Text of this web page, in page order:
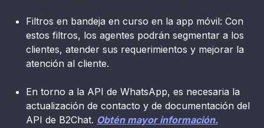
Filtros en bandeja en curso en la app móvil: Con
estos filtros, los agentes podrán segmentar a los
clientes, atender sus requerimientos y mejorar la
atención al cliente.
En torno a la API de WhatsApp, es necesaria la
actualización de contacto y de documentación del
API de B2Chat. Obtén mayor información.